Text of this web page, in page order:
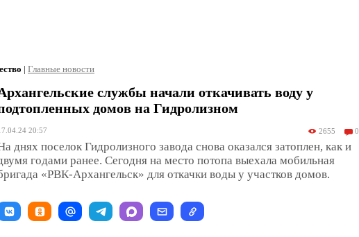
| Главные новости
службы начали откачивать воду у
домов на Гидролизном
20:57 2655 0
днях поселок Гидролизного завода снова оказался затоплен, как и
годами ранее. Сегодня на место потопа выехала мобильная
«РВК-Архангельск» для откачки воды у участков домов.